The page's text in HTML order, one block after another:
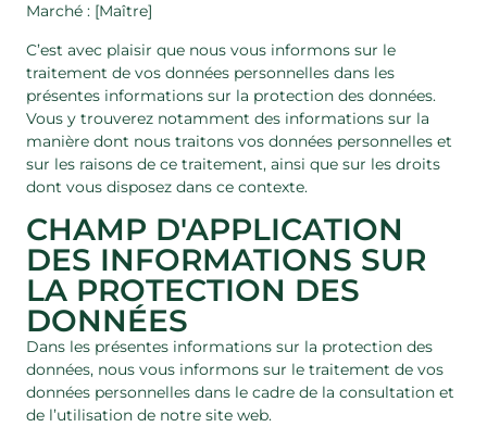
Marché : [Maître]
C’est avec plaisir que nous vous informons sur le
traitement de vos données personnelles dans les
présentes informations sur la protection des données.
Vous y trouverez notamment des informations sur la
manière dont nous traitons vos données personnelles et
sur les raisons de ce traitement, ainsi que sur les droits
dont vous disposez dans ce contexte.
CHAMP D'APPLICATION
DES INFORMATIONS SUR
LA PROTECTION DES
DONNÉES
Dans les présentes informations sur la protection des
données, nous vous informons sur le traitement de vos
données personnelles dans le cadre de la consultation et
de l’utilisation de notre site web.